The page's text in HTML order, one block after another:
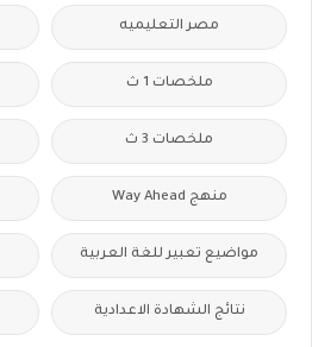
مصر التعليميه
ملخصات 1 ث
ملخصات 3 ث
منهج Way Ahead
مواضيع تعبير للغة العربية
نتائج الشهادة الاعدادية